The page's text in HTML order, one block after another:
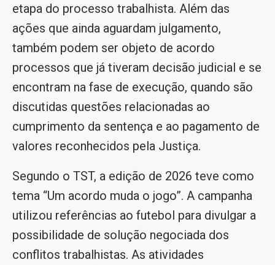
etapa do processo trabalhista. Além das
ações que ainda aguardam julgamento,
também podem ser objeto de acordo
processos que já tiveram decisão judicial e se
encontram na fase de execução, quando são
discutidas questões relacionadas ao
cumprimento da sentença e ao pagamento de
valores reconhecidos pela Justiça.
Segundo o TST, a edição de 2026 teve como
tema “Um acordo muda o jogo”. A campanha
utilizou referências ao futebol para divulgar a
possibilidade de solução negociada dos
conflitos trabalhistas. As atividades